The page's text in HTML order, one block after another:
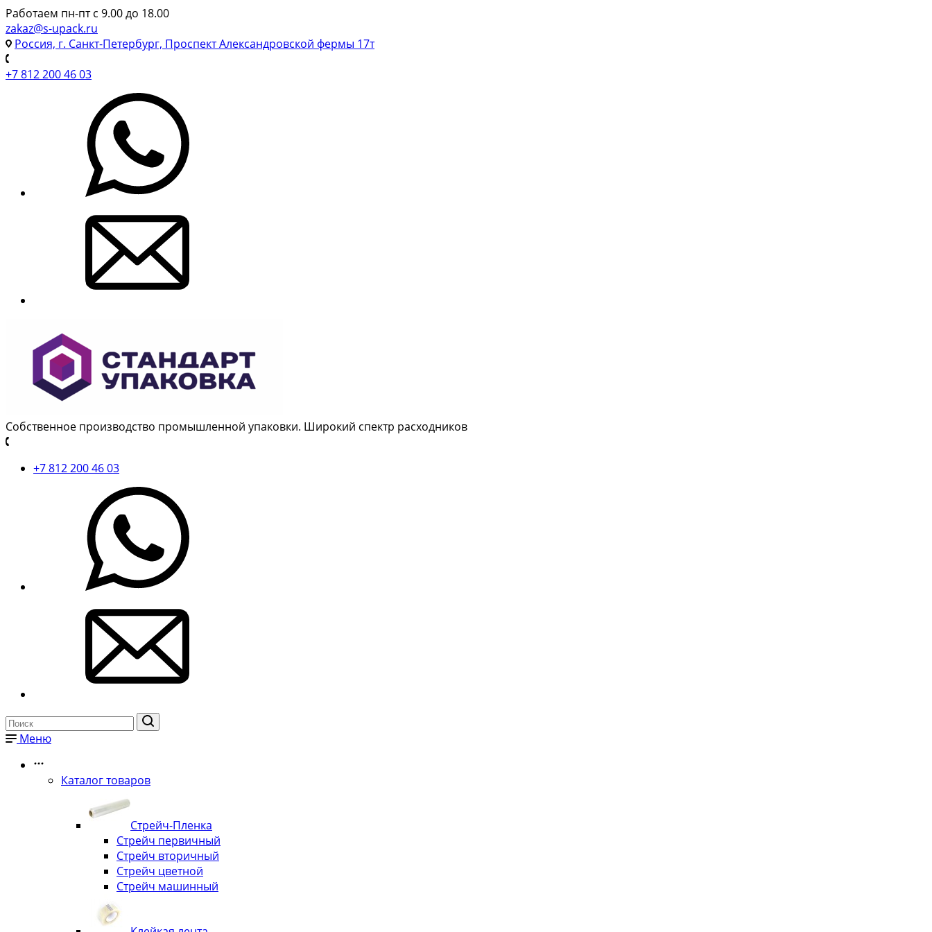
Работаем пн-пт с 9.00 до 18.00
zakaz@s-upack.ru
Россия, г. Санкт-Петербург, Проспект Александровской фермы 17т
+7 812 200 46 03
Собственное производство промышленной упаковки. Широкий спектр расходников
+7 812 200 46 03
Меню
Каталог товаров
Стрейч-Пленка
Стрейч первичный
Стрейч вторичный
Стрейч цветной
Стрейч машинный